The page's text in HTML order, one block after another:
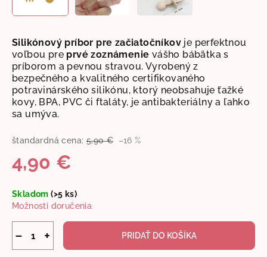
Silikónový príbor pre začiatočníkov je perfektnou
voľbou pre prvé zoznámenie vášho bábätka s
príborom a pevnou stravou. Vyrobený z
bezpečného a kvalitného certifikovaného
potravinárského silikónu, ktorý neobsahuje ťažké
kovy, BPA, PVC či ftaláty, je antibakteriálny a ľahko
sa umýva.
štandardná cena: 5,90 € –16 %
4,90 €
cena:
Skladom(>5 ks)
Možnosti doručenia
+
− PRIDAŤ DO KOŠÍKA